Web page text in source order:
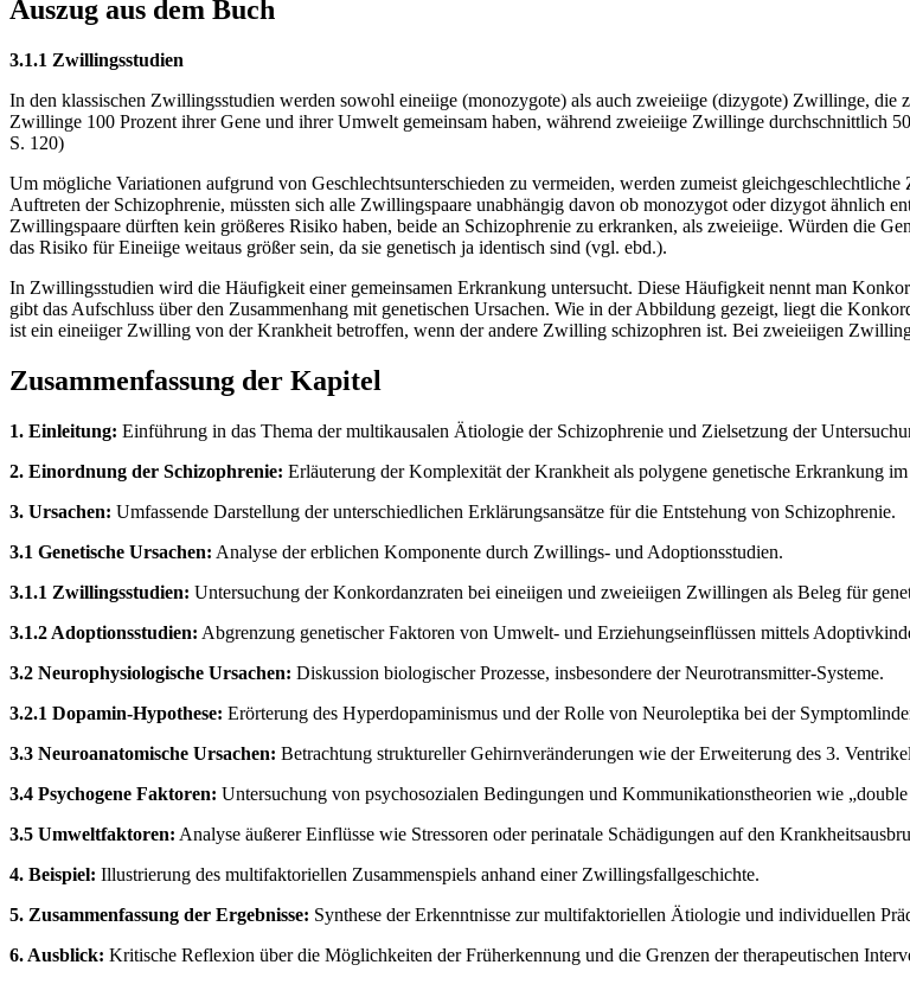
Auszug aus dem Buch
3.1.1 Zwillingsstudien
In den klassischen Zwillingsstudien werden sowohl eineiige (monozygote) als auch zweieiige (dizygote) Zwillinge, die
Zwillinge 100 Prozent ihrer Gene und ihrer Umwelt gemeinsam haben, während zweieiige Zwillinge durchschnittlich
S. 120)
Um mögliche Variationen aufgrund von Geschlechtsunterschieden zu vermeiden, werden zumeist
Auftreten der Schizophrenie, müssten sich alle Zwillingspaare unabhängig davon ob monozygot oder dizygot ähnlich
Zwillingspaare dürften kein größeres Risiko haben, beide an Schizophrenie zu erkranken, als zweieiige. Würden die
das Risiko für Eineiige weitaus größer sein, da sie genetisch ja identisch sind (vgl. ebd.).
In Zwillingsstudien wird die Häufigkeit einer gemeinsamen Erkrankung untersucht. Diese Häufigkeit nennt man
gibt das Aufschluss über den Zusammenhang mit genetischen Ursachen. Wie in der Abbildung gezeigt, liegt die
ist ein eineiiger Zwilling von der Krankheit betroffen, wenn der andere Zwilling schizophren ist. Bei zweieiigen
Zusammenfassung der Kapitel
1. Einleitung: Einführung in das Thema der multikausalen Ätiologie der Schizophrenie und Zielsetzung der
2. Einordnung der Schizophrenie: Erläuterung der Komplexität der Krankheit als polygene genetische Erkrankung
3. Ursachen: Umfassende Darstellung der unterschiedlichen Erklärungsansätze für die Entstehung von Schizophrenie.
3.1 Genetische Ursachen: Analyse der erblichen Komponente durch Zwillings- und Adoptionsstudien.
3.1.1 Zwillingsstudien: Untersuchung der Konkordanzraten bei eineiigen und zweieiigen Zwillingen als Beleg für
3.1.2 Adoptionsstudien: Abgrenzung genetischer Faktoren von Umwelt- und Erziehungseinflüssen mittels
3.2 Neurophysiologische Ursachen: Diskussion biologischer Prozesse, insbesondere der Neurotransmitter-Systeme.
3.2.1 Dopamin-Hypothese: Erörterung des Hyperdopaminismus und der Rolle von Neuroleptika bei der
3.3 Neuroanatomische Ursachen: Betrachtung struktureller Gehirnveränderungen wie der Erweiterung des 3.
3.4 Psychogene Faktoren: Untersuchung von psychosozialen Bedingungen und Kommunikationstheorien wie
3.5 Umweltfaktoren: Analyse äußerer Einflüsse wie Stressoren oder perinatale Schädigungen auf den
4. Beispiel: Illustrierung des multifaktoriellen Zusammenspiels anhand einer Zwillingsfallgeschichte.
5. Zusammenfassung der Ergebnisse: Synthese der Erkenntnisse zur multifaktoriellen Ätiologie und individuellen
6. Ausblick: Kritische Reflexion über die Möglichkeiten der Früherkennung und die Grenzen der therapeutischen